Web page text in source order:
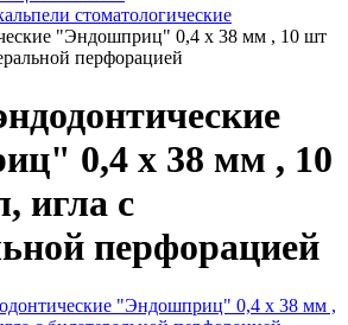
стоматологические
"Эндошприц" 0,4 х 38 мм , 10 шт
перфорацией
0,4 х 38 мм , 10
игла с
перфорацией